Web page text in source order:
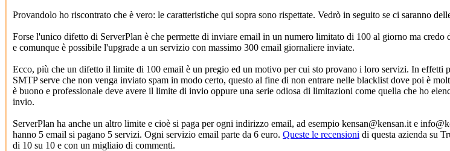
Provandolo ho riscontrato che è vero: le caratteristiche qui sopra sono rispettate. Vedrò in seguito se ci saranno
Forse l'unico difetto di ServerPlan è che permette di inviare email in un numero limitato di 100 al giorno ma credo
e comunque è possibile l'upgrade a un servizio con massimo 300 email giornaliere inviate.
Ecco, più che un difetto il limite di 100 email è un pregio ed un motivo per cui sto provano i loro servizi. In effetti
SMTP serve che non venga inviato spam in modo certo, questo al fine di non entrare nelle blacklist dove poi è
è buono e professionale deve avere il limite di invio oppure una serie odiosa di limitazioni come quella che ho
invio.
ServerPlan ha anche un altro limite e cioè si paga per ogni indirizzo email, ad esempio kensan@kensan.it e
hanno 5 email si pagano 5 servizi. Ogni servizio email parte da 6 euro. Queste le recensioni di questa azienda su
di 10 su 10 e con un migliaio di commenti.